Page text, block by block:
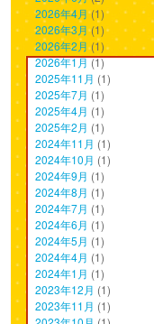
2026年4月(1)
2026年3月(1)
2026年2月(1)
2026年1月(1)
2025年11月 (1)
2025年7月 (1)
2025年4月 (1)
2025年2月 (1)
2024年11月 (1)
2024年10月 (1)
2024年9月 (1)
2024年8月 (1)
2024年7月 (1)
2024年6月 (1)
2024年5月 (1)
2024年4月 (1)
2024年1月 (1)
2023年12月 (1)
2023年11月 (1)